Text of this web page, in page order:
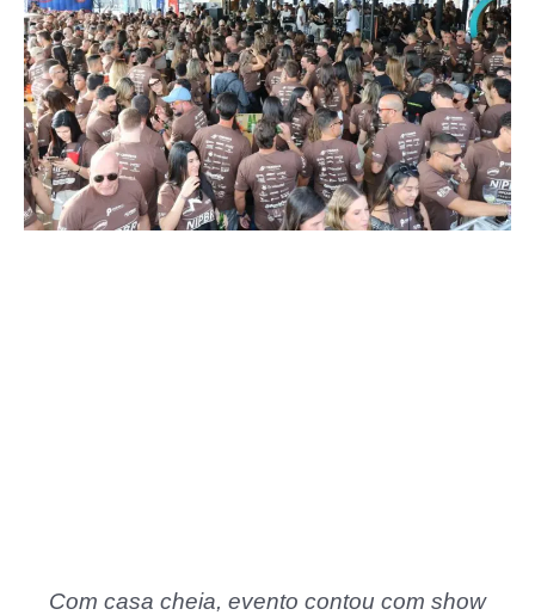
Com casa cheia, evento contou com show